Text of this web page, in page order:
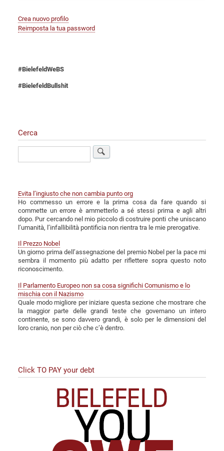
Crea nuovo profilo
Reimposta la tua password
#BielefeldWeBS
#BielefeldBullshit
Cerca
Evita l’ingiusto che non cambia punto org
Ho commesso un errore e la prima cosa da fare quando si
commette un errore è ammetterlo a sé stessi prima e agli altri
dopo. Pur cercando nel mio piccolo di costruire ponti che uniscano
l’umanità, l’infallibilità pontificia non rientra tra le mie prerogative.
Il Prezzo Nobel
Un giorno prima dell’assegnazione del premio Nobel per la pace mi
sembra il momento più adatto per riflettere sopra questo noto
riconoscimento.
Il Parlamento Europeo non sa cosa significhi Comunismo e lo
mischia con il Nazismo
Quale modo migliore per iniziare questa sezione che mostrare che
la maggior parte delle grandi teste che governano un intero
continente, se sono davvero grandi, è solo per le dimensioni del
loro cranio, non per ciò che c’è dentro.
Click TO PAY your debt